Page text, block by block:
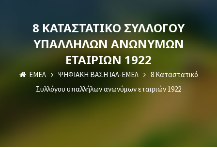
8 ΚΑΤΑΣΤΑΤΙΚΌ ΣΥΛΛΌΓΟΥ
ΥΠΑΛΛΉΛΩΝ ΑΝΩΝΎΜΩΝ
ΕΤΑΙΡΙΏΝ 1922
ΕΜΕΛ ΨΗΦΙΑΚΗ ΒΑΣΗ ΙΑΛ-ΕΜΕΛ
8 Καταστατικό
Συλλόγου υπαλλήλων ανωνύμων εταιριών 1922